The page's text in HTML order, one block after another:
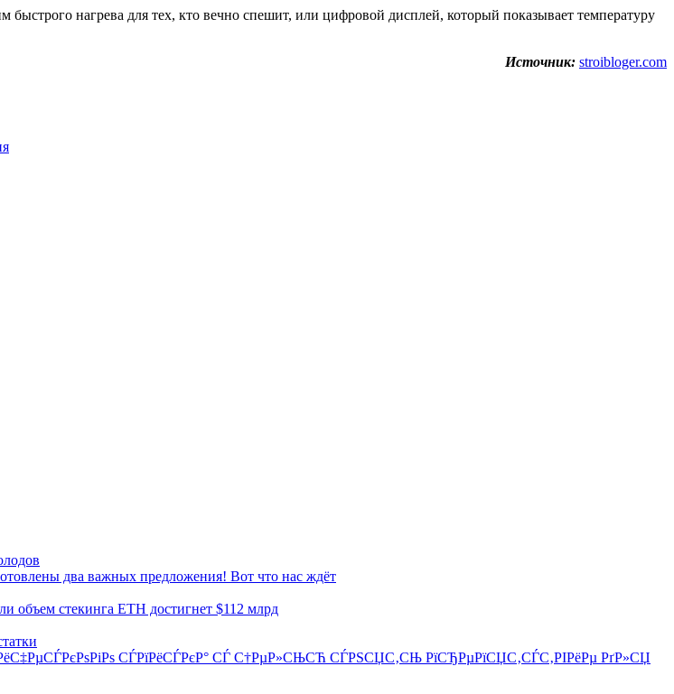
нагрева для тех, кто вечно спешит, или цифровой дисплей, который показывает температуру
Источник: stroibloger.com
два важных предложения! Вот что нас ждёт
объем стекинга ETH достигнет $112 млрд
СЃРїРёСЃРєР° СЃ С†РµР»СЊСЋ СЃРЅСЏС‚СЊ РїСЂРµРїСЏС‚СЃС‚РІРёРµ РґР»СЏ